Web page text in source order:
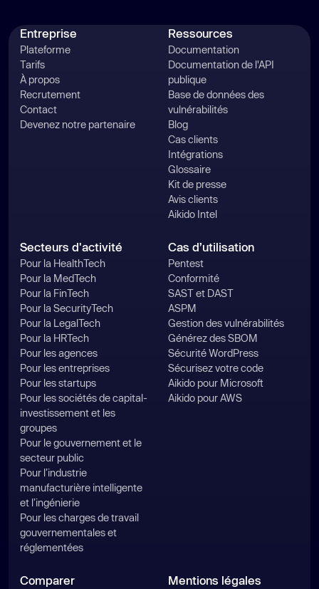
Entreprise
Plateforme
Tarifs
À propos
Recrutement
Contact
Devenez notre partenaire
Ressources
Documentation
Documentation de l'API
publique
Base de données des
vulnérabilités
Blog
Cas clients
Intégrations
Glossaire
Kit de presse
Avis clients
Aikido Intel
Secteurs d'activité
Pour la HealthTech
Pour la MedTech
Pour la FinTech
Pour la SecurityTech
Pour la LegalTech
Pour la HRTech
Pour les agences
Pour les entreprises
Pour les startups
Pour les sociétés de capital-
investissement et les
groupes
Pour le gouvernement et le
secteur public
Pour l’industrie
manufacturière intelligente
et l’ingénierie
Pour les charges de travail
gouvernementales et
réglementées
Cas d’utilisation
Pentest
Conformité
SAST et DAST
ASPM
Gestion des vulnérabilités
Générez des SBOM
Sécurité WordPress
Sécurisez votre code
Aikido pour Microsoft
Aikido pour AWS
Comparer Mentions légales